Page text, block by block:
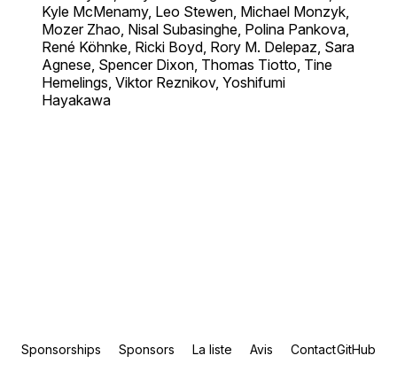
Kyle McMenamy, Leo Stewen, Michael Monzyk,
Mozer Zhao, Nisal Subasinghe, Polina Pankova,
René Köhnke, Ricki Boyd, Rory M. Delepaz, Sara
Agnese, Spencer Dixon, Thomas Tiotto, Tine
Hemelings, Viktor Reznikov, Yoshifumi
Hayakawa
Sponsorships Sponsors La liste Avis ContactGitHub